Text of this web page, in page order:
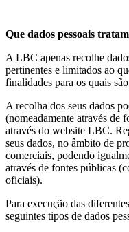
Que dados pessoais
A LBC apenas recolhe
pertinentes e limitados ao
finalidades para os quais
A recolha dos seus dados
(nomeadamente através de
através do website LBC.
seus dados, no âmbito de
comerciais, podendo
através de fontes públicas
oficiais).
Para execução das
seguintes tipos de dados